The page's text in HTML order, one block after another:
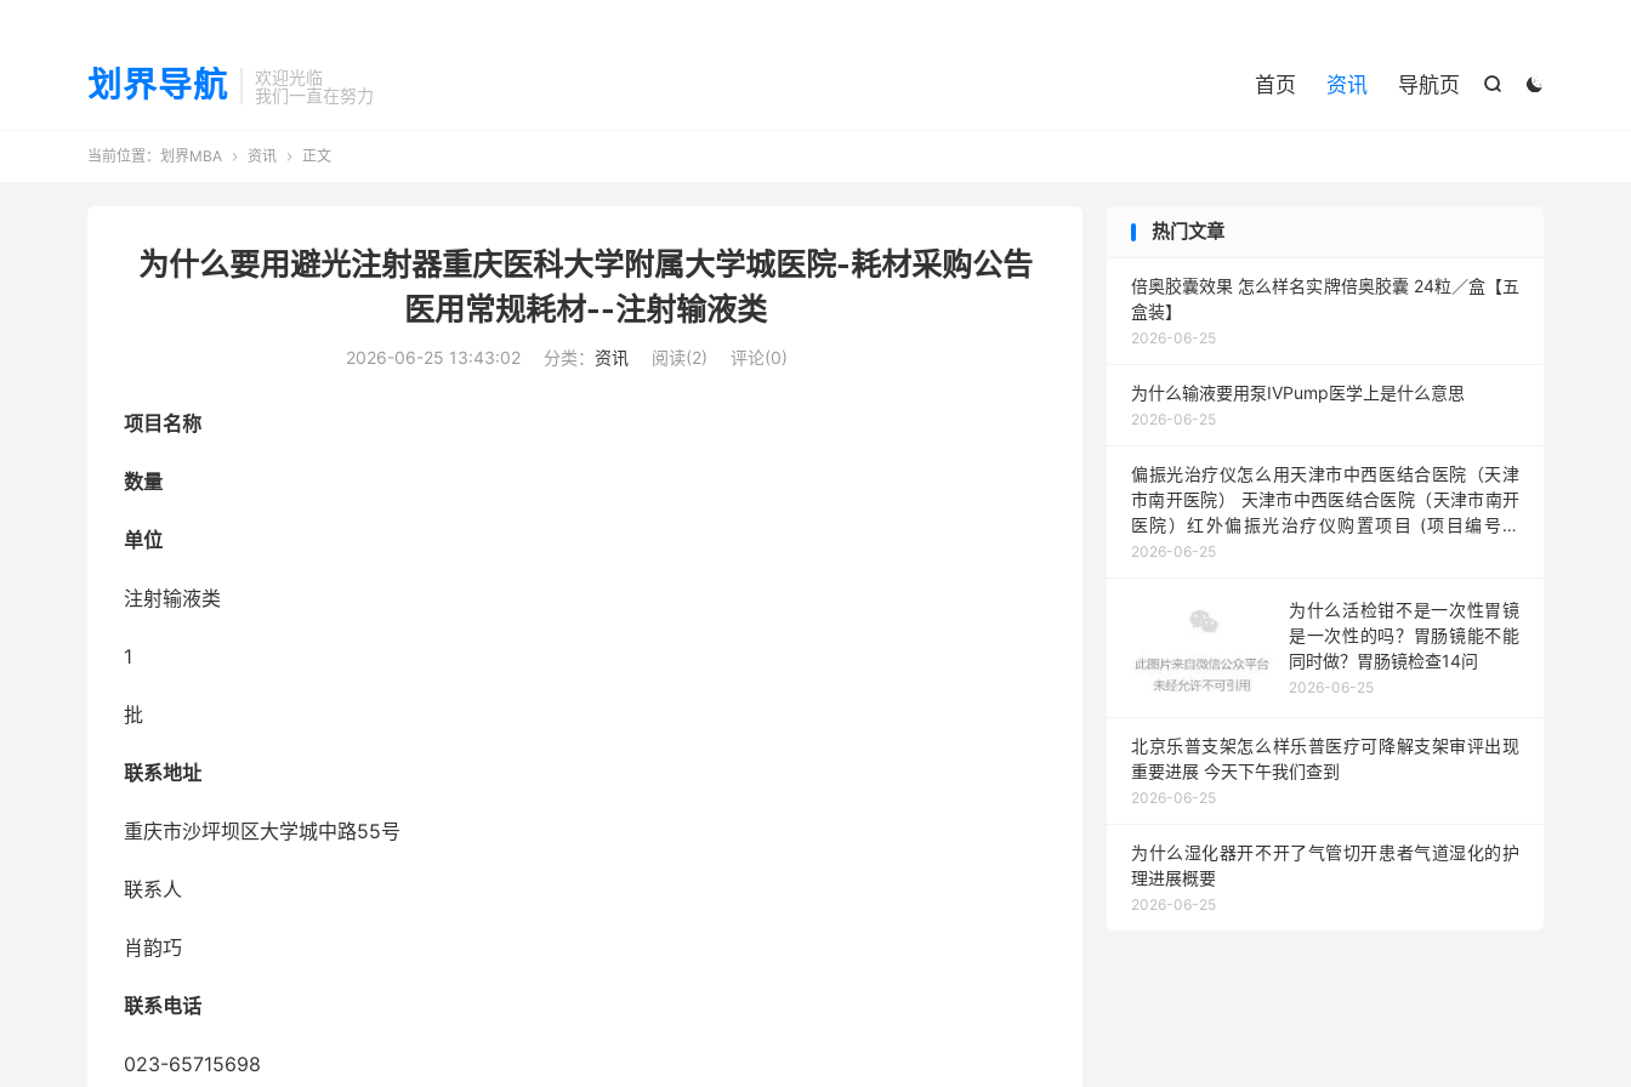
划界导航
欢迎光临
我们一直在努力


首页 资讯 导航页
当前位置： 划界MBA  资讯  正文
为什么要用避光注射器重庆医科大学附属大学城医院-耗材采购公告
医用常规耗材--注射输液类
2026-06-25 13:43:02 分类： 资讯 阅读(2) 评论(0)
项目名称
数量
单位
注射输液类
1
批
联系地址
重庆市沙坪坝区大学城中路55号
联系人
肖韵巧
联系电话
023-65715698
热门文章
倍奥胶囊效果 怎么样名实牌倍奥胶囊 24粒／盒【五
盒装】
2026-06-25
为什么输液要用泵IVPump医学上是什么意思
2026-06-25
偏振光治疗仪怎么用天津市中西医结合医院（天津
市南开医院） 天津市中西医结合医院（天津市南开
医院）红外偏振光治疗仪购置项目 (项目编号：
TJBD-2024-A-306)竞争性磋商公告
2026-06-25
为什么活检钳不是一次性胃镜
是一次性的吗？胃肠镜能不能
同时做？胃肠镜检查14问
2026-06-25
北京乐普支架怎么样乐普医疗可降解支架审评出现
重要进展 今天下午我们查到
2026-06-25
为什么湿化器开不开了气管切开患者气道湿化的护
理进展概要
2026-06-25